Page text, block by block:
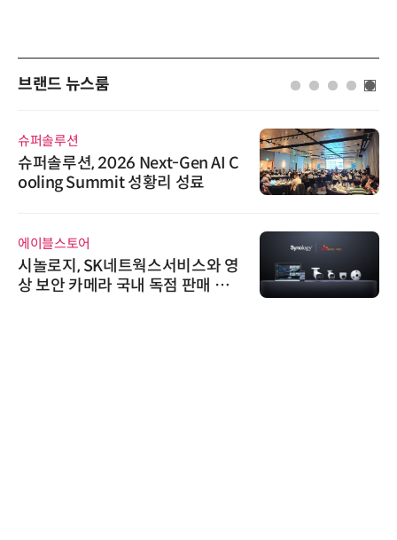
브랜드 뉴스룸
솔루션
솔루션, 2026 Next-Gen AI C
Summit 성황리 성료
블스토어
로지, SK네트웍스서비스와 영
안 카메라 국내 독점 판매 파
비쉐이
비쉐
원하
신기
와이
와이
수집
수여